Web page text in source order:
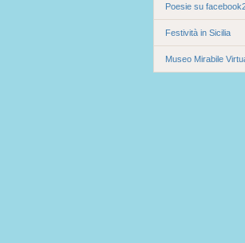
Poesie su
Festività in Sicilia
Museo Mirabile